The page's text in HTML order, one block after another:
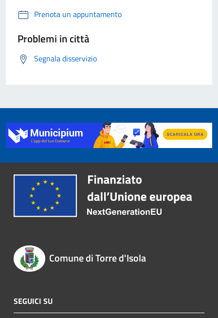
Prenota un appuntamento
Problemi in città
Segnala disservizio
Comune di Torre d'Isola
SEGUICI SU